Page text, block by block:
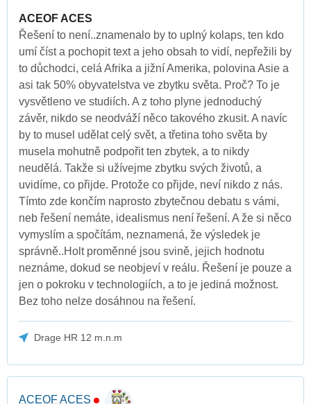
ACEOF ACES
Řešení to není..znamenalo by to uplný kolaps, ten kdo
umí číst a pochopit text a jeho obsah to vidí, nepřežili by
to důchodci, celá Afrika a jižní Amerika, polovina Asie a
asi tak 50% obyvatelstva ve zbytku světa. Proč? To je
vysvětleno ve studiích. A z toho plyne jednoduchý
závěr, nikdo se neodváží něco takového zkusit. A navíc
by to musel udělat celý svět, a třetina toho světa by
musela mohutně podpořit ten zbytek, a to nikdy
neudělá. Takže si užívejme zbytku svých životů, a
uvidíme, co přijde. Protože co přijde, neví nikdo z nás.
Tímto zde končím naprosto zbytečnou debatu s vámi,
neb řešení nemáte, idealismus není řešení. A že si něco
vymyslím a spočítám, neznamená, že výsledek je
správně..Holt proměnné jsou svině, jejich hodnotu
neznáme, dokud se neobjeví v reálu. Řešení je pouze a
jen o pokroku v technologiích, a to je jediná možnost.
Bez toho nelze dosáhnou na řešení.
Drage HR 12 m.n.m
ACEOF ACES